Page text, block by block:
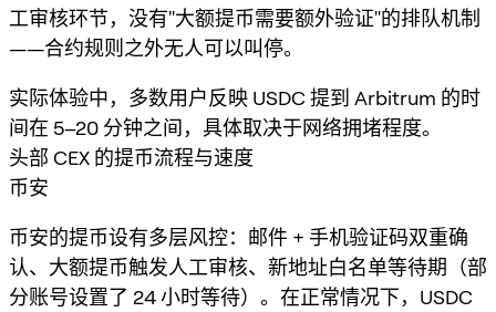
工审核环节，没有"大额提币需要额外验证"的排队机制
——合约规则之外无人可以叫停。
实际体验中，多数用户反映 USDC 提到 Arbitrum 的时
间在 5–20 分钟之间，具体取决于网络拥堵程度。
头部 CEX 的提币流程与速度
币安
币安的提币设有多层风控：邮件 + 手机验证码双重确
认、大额提币触发人工审核、新地址白名单等待期（部
分账号设置了 24 小时等待）。在正常情况下，USDC